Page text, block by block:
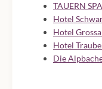
TAUERN SPA
Hotel
Hotel
Hotel Traube
Die